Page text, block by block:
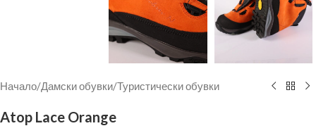
Начало/Дамски обувки/Туристически обувки
Atop Lace Orange